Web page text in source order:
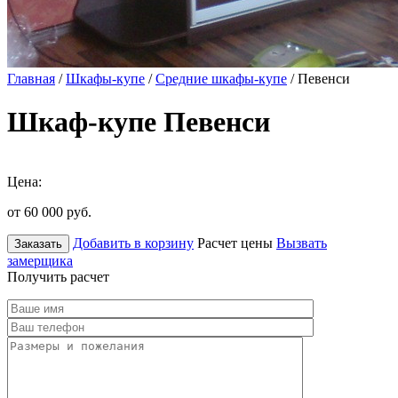
Главная /Шкафы-купе /Средние шкафы-купе / Певенси
Шкаф-купе Певенси
Цена:
от 60 000 руб.
Заказать Добавить в корзину Расчет цены Вызвать
замерщика
Получить расчет